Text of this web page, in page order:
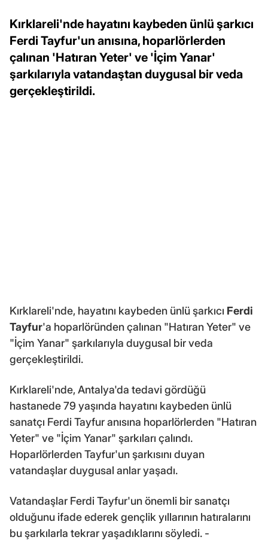
Kırklareli'nde hayatını kaybeden ünlü şarkıcı
Ferdi Tayfur'un anısına, hoparlörlerden
çalınan 'Hatıran Yeter' ve 'İçim Yanar'
şarkılarıyla vatandaştan duygusal bir veda
gerçekleştirildi.
Kırklareli'nde, hayatını kaybeden ünlü şarkıcı Ferdi
Tayfur'a hoparlöründen çalınan "Hatıran Yeter" ve
"İçim Yanar" şarkılarıyla duygusal bir veda
gerçekleştirildi.
Kırklareli'nde, Antalya'da tedavi gördüğü
hastanede 79 yaşında hayatını kaybeden ünlü
sanatçı Ferdi Tayfur anısına hoparlörlerden "Hatıran
Yeter" ve "İçim Yanar" şarkıları çalındı.
Hoparlörlerden Tayfur'un şarkısını duyan
vatandaşlar duygusal anlar yaşadı.
Vatandaşlar Ferdi Tayfur'un önemli bir sanatçı
olduğunu ifade ederek gençlik yıllarının hatıralarını
bu şarkılarla tekrar yaşadıklarını söyledi. -